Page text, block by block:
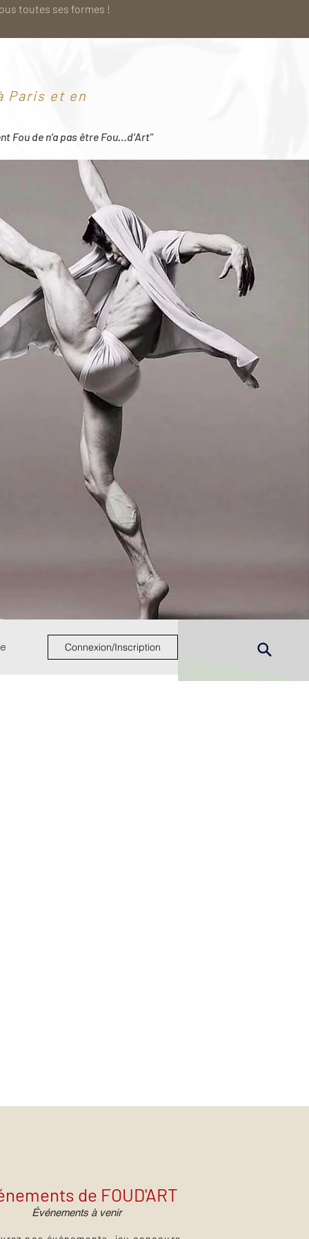
toutes ses formes !
Paris et en
Fou de n’a pas être Fou…d’Art"
Connexion/Inscription
de FOUD'ART
Événements à venir